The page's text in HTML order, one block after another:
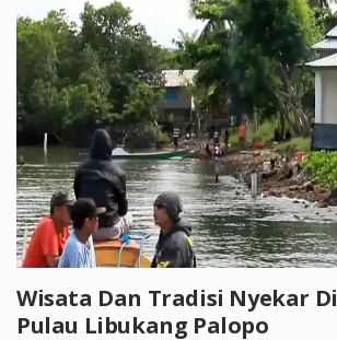
Wisata Dan Tradisi Nyekar Di
Pulau Libukang Palopo